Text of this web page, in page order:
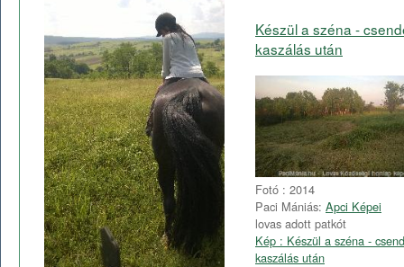
Készül a széna -
kaszálás után
Fotó : 2014
Paci Mániás: Apci Képei
lovas adott patkót
Kép : Készül a széna -
kaszálás után